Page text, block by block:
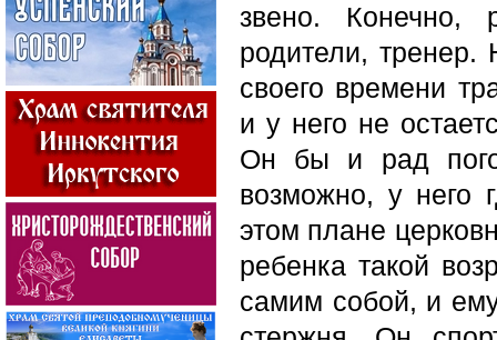
звено. Конечно,
родители,
своего времени
и у него не
Он бы и рад
возможно, у него
этом плане
ребенка такой
самим собой, и